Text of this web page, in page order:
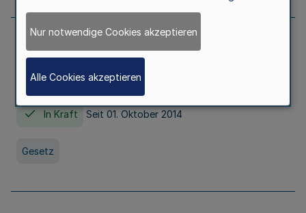
Gesetz über die Hochschulen des Landes
Nordrhein-Westfalen (Hochschulgesetz -
HG)
In Kraft Seit 01. Oktober 2014
Gesetz
Nur notwendige Cookies akzeptieren
Alle Cookies akzeptieren